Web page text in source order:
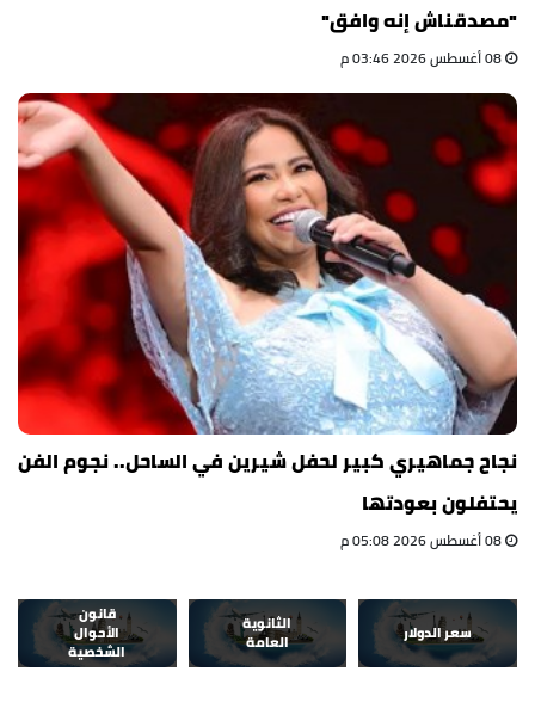
"مصدقناش إنه وافق"
نجاح جماهيري كبير لحفل شيرين في الساحل.. نجوم الفن
يحتفلون بعودتها
سعر الدولار
الثانوية
العامة
قانون
الأحوال
الشخصية